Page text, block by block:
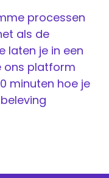
processen
als de
laten je in een
ons platform
minuten hoe je